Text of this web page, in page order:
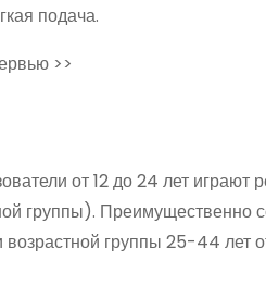
подача.
>>
от 12 до 24 лет играют
группы).
группы 25-44 лет